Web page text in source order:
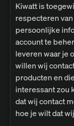
Kiwatt is
respecteren
persoonlijke
account te
leveren waar je
willen wij
producten en
interessant zou
dat wij contact
hoe je wilt dat